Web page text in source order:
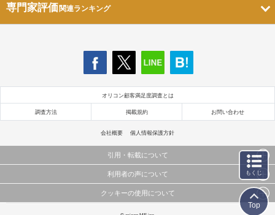
専門家評価関連ランキング
オリコン顧客満足度調査とは
調査方法 掲載規約 お問い合わせ
会社概要 個人情報保護方針
引用・転載について
当サイトで公開されている情報（文字、写真、イラスト、画像データ等）及びこれらの配置・
これらの情報を権利者の許可なく無断転載・複製などの二次利用を行うことは固く禁じており
利用者の声について
当サイトに掲載している内容はすべてサービスの利用者が提出された見解・感想です。
クッキーの使用について
もくじ
Top